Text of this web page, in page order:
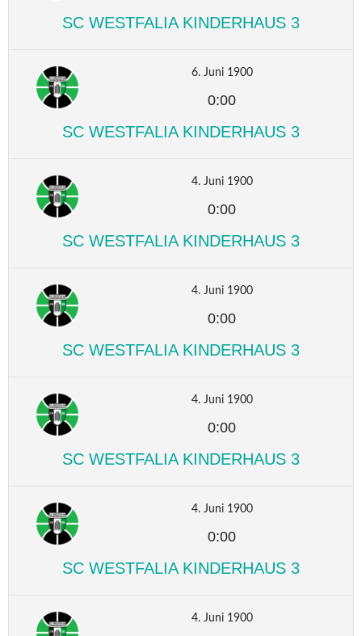
SC WESTFALIA KINDERHAUS 3
6. Juni 1900
0:00
SC WESTFALIA KINDERHAUS 3
4. Juni 1900
0:00
SC WESTFALIA KINDERHAUS 3
4. Juni 1900
0:00
SC WESTFALIA KINDERHAUS 3
4. Juni 1900
0:00
SC WESTFALIA KINDERHAUS 3
4. Juni 1900
0:00
SC WESTFALIA KINDERHAUS 3
4. Juni 1900